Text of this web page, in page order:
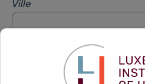
Ville